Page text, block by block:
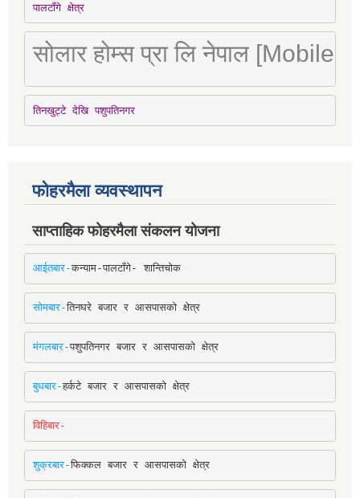
पालटाँगे क्षेत्र
सोलार होम्स प्रा लि नेपाल [Mobile
तिनखुट्टे देखि पशुपतिनगर
फोहरमैला व्यवस्थापन
साप्ताहिक फोहरमैला संकलन योजना
आईतबार-कन्याम-पालटाँगे- शान्तिचोक
सोमबार-तिनघरे बजार र आसपासको क्षेत्र
मंगलबार-पशुपतिनगर बजार र आसपासको क्षेत्र
बुधबार-हर्कटे बजार र आसपासको क्षेत्र
विहिबार-
शुक्रबार-फिक्कल बजार र आसपासको क्षेत्र